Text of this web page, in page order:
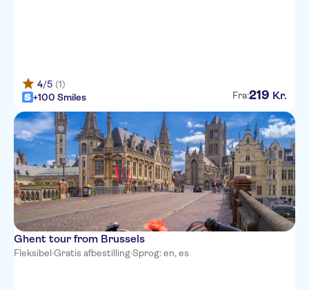
4/5 (1)
+100 Smiles
Fra:219 Kr.
Ghent tour from Brussels
Fleksibel·Gratis afbestilling·Sprog: en, es